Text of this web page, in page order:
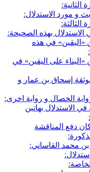
و مورد الاستدلال:
بهذه الصحيحة:
في هذه
على اليقين» في
إسحاق بن عمار و
الاستدلال بهاتين
دفع المناقشة